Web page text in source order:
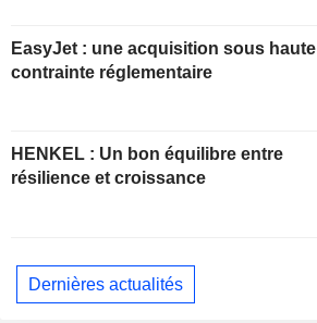
EasyJet : une acquisition sous haute
contrainte réglementaire
HENKEL : Un bon équilibre entre
résilience et croissance
Dernières actualités